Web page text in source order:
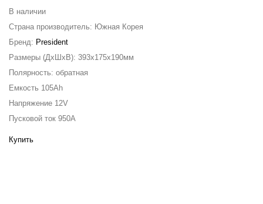
В наличии
Страна производитель: Южная Корея
Бренд: President
Размеры (ДxШxВ): 393x175x190мм
Полярность: обратная
Емкость 105Ah
Напряжение 12V
Пусковой ток 950A
Купить